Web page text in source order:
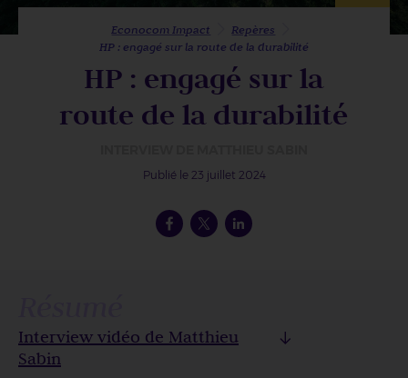
Econocom Impact
Repères
HP : engagé sur la route de la durabilité
HP : engagé sur la
route de la durabilité
Publié le 23 juillet 2024
Interview vidéo de Matthieu
Sabin